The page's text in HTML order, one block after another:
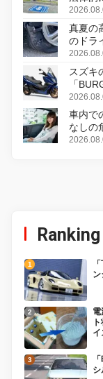
真夏の
のドラ
スズキ
「
変更し
車内で
なしの
Ranking
イ